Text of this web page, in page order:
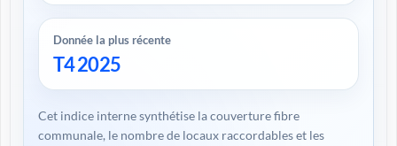
Donnée la plus récente
T4 2025
Cet indice interne synthétise la couverture fibre
communale, le nombre de locaux raccordables et les